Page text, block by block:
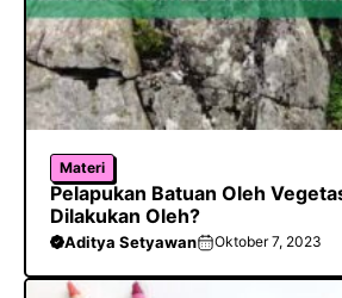
Materi
Pelapukan Batuan Oleh
Dilakukan Oleh?
Aditya Setyawan Oktober 7, 2023